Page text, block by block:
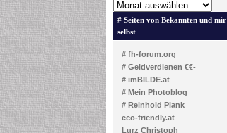
# Seiten von Bekannten und mir
selbst
# fh-forum.org
# Geldverdienen €€-
# imBILDE.at
# Mein Photoblog
# Reinhold Plank
eco-friendly.at
Lurz Christoph